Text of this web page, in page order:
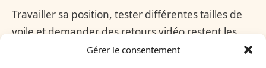
Gérer le consentement
Travailler sa position, tester différentes tailles de
voile et demander des retours vidéo restent les
méthodes les plus efficaces.